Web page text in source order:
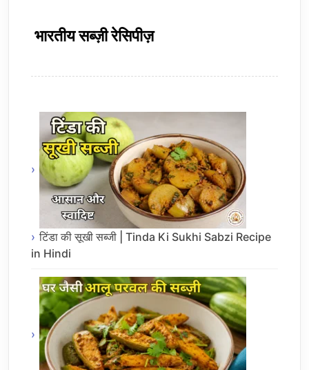
भारतीय सब्ज़ी रेसिपीज़
टिंडा की सूखी सब्जी | Tinda Ki Sukhi Sabzi Recipe
in Hindi